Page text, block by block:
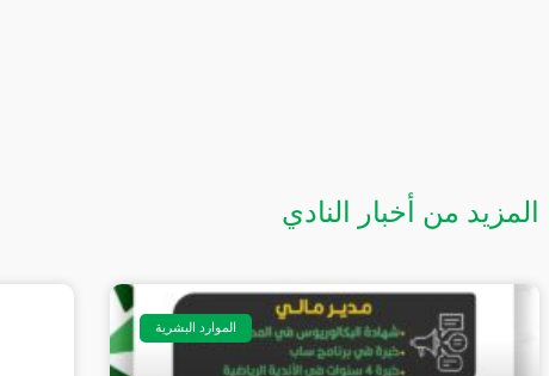
المزيد من أخبار النادي
الموارد البشرية